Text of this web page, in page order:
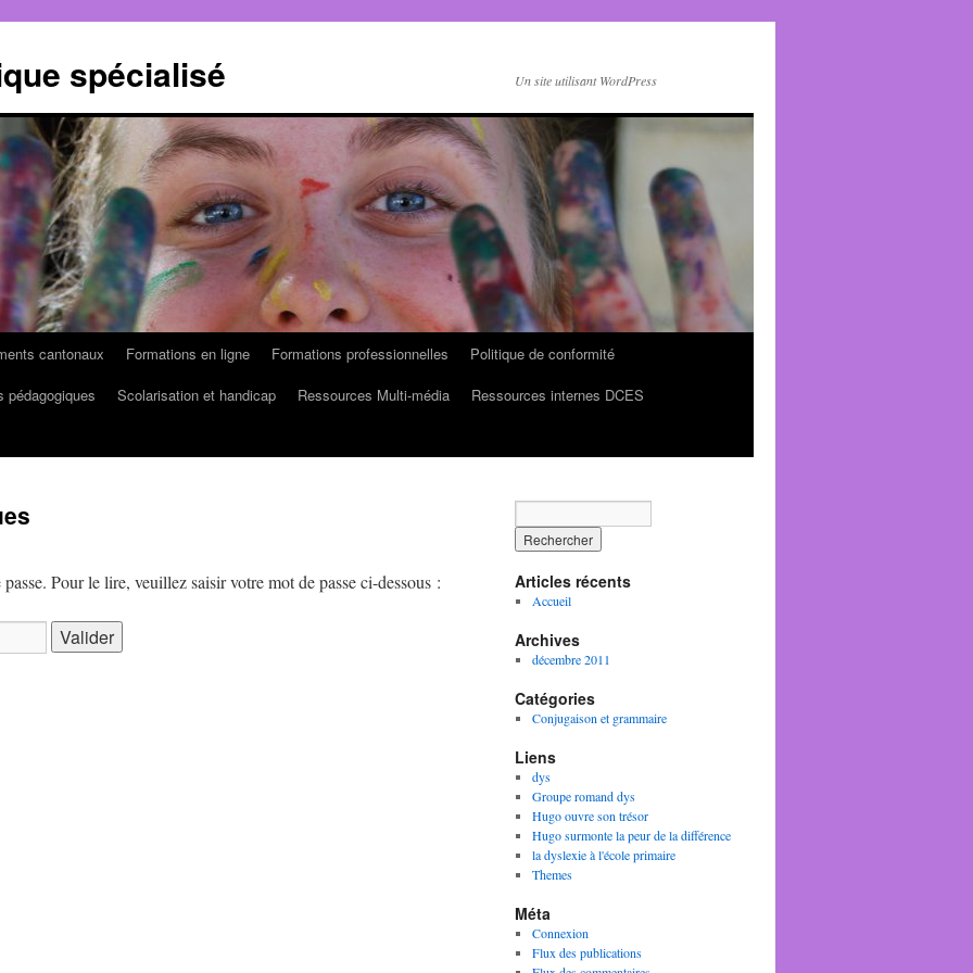
spécialisé Un site utilisant WordPress
cantonaux Formations en ligne Formations professionnelles
Politique de conformité
pédagogiques Scolarisation et handicap Ressources Multi-média
Ressources internes DCES
Pour le lire, veuillez saisir votre mot de passe ci-dessous : Articles récents
Accueil
Archives
décembre 2011
Catégories
Conjugaison et grammaire
Liens
dys
Groupe romand dys
Hugo ouvre son trésor
Hugo surmonte la peur de la différence
la dyslexie à l'école primaire
Themes
Méta
Connexion
Flux des publications